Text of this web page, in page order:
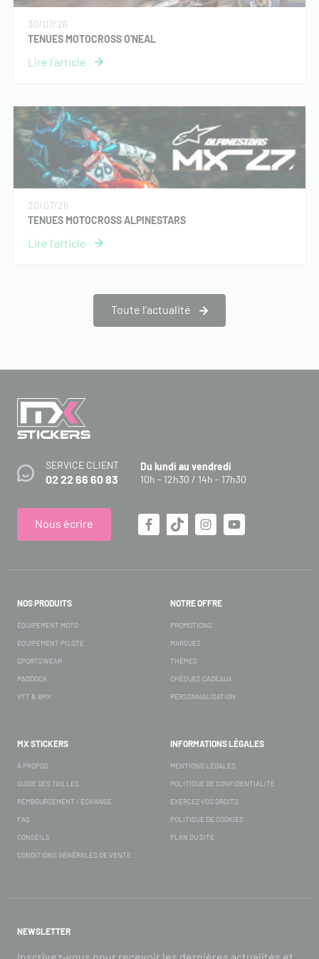
30/07/26
TENUES MOTOCROSS O'NEAL
20/07/26
TENUES MOTOCROSS ALPINESTARS
Toute l’actualité
SERVICE CLIENT
02 22 66 60 83
Du lundi au vendredi
10h - 12h30 / 14h - 17h30
Nous écrire
NOS PRODUITS
ÉQUIPEMENT MOTO
ÉQUIPEMENT PILOTE
SPORTSWEAR
PADDOCK
VTT & BMX
NOTRE OFFRE
PROMOTIONS
MARQUES
THÈMES
CHÈQUES CADEAUX
PERSONNALISATION
MX STICKERS
À PROPOS
GUIDE DES TAILLES
REMBOURSEMENT / ÉCHANGE
FAQ
CONSEILS
CONDITIONS GÉNÉRALES DE VENTE
INFORMATIONS LÉGALES
MENTIONS LÉGALES
POLITIQUE DE CONFIDENTIALITÉ
EXERCEZ VOS DROITS
POLITIQUE DE COOKIES
PLAN DU SITE
NEWSLETTER
Inscrivez-vous pour recevoir les dernières actualités et